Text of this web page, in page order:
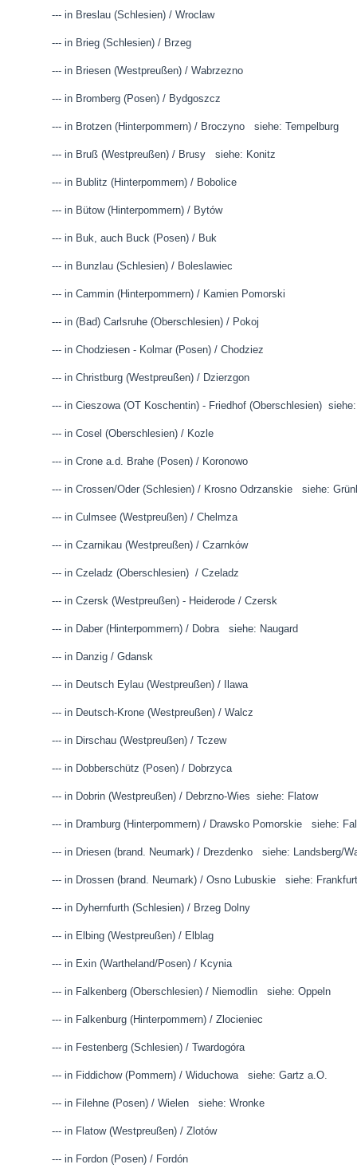
--- in Breslau (Schlesien) / Wroclaw
--- in Brieg (Schlesien) / Brzeg
--- in Briesen (Westpreußen) / Wabrzezno
--- in Bromberg (Posen) / Bydgoszcz
--- in Brotzen (Hinterpommern) / Broczyno siehe: Tempelburg
--- in Bruß (Westpreußen) / Brusy siehe: Konitz
--- in Bublitz (Hinterpommern) / Bobolice
--- in Bütow (Hinterpommern) / Bytów
--- in Buk, auch Buck (Posen) / Buk
--- in Bunzlau (Schlesien) / Boleslawiec
--- in Cammin (Hinterpommern) / Kamien Pomorski
--- in (Bad) Carlsruhe (Oberschlesien) / Pokoj
--- in Chodziesen - Kolmar (Posen) / Chodziez
--- in Christburg (Westpreußen) / Dzierzgon
--- in Cieszowa (OT Koschentin) - Friedhof (Oberschlesien)
--- in Cosel (Oberschlesien) / Kozle
--- in Crone a.d. Brahe (Posen) / Koronowo
--- in Crossen/Oder (Schlesien) / Krosno Odrzanskie siehe:
--- in Culmsee (Westpreußen) / Chelmza
--- in Czarnikau (Westpreußen) / Czarnków
--- in Czeladz (Oberschlesien) / Czeladz
--- in Czersk (Westpreußen) - Heiderode / Czersk
--- in Daber (Hinterpommern) / Dobra siehe: Naugard
--- in Danzig / Gdansk
--- in Deutsch Eylau (Westpreußen) / Ilawa
--- in Deutsch-Krone (Westpreußen) / Walcz
--- in Dirschau (Westpreußen) / Tczew
--- in Dobberschütz (Posen) / Dobrzyca
--- in Dobrin (Westpreußen) / Debrzno-Wies siehe: Flatow
--- in Dramburg (Hinterpommern) / Drawsko Pomorskie siehe:
--- in Driesen (brand. Neumark) / Drezdenko siehe: Landsberg/
--- in Drossen (brand. Neumark) / Osno Lubuskie siehe:
--- in Dyhernfurth (Schlesien) / Brzeg Dolny
--- in Elbing (Westpreußen) / Elblag
--- in Exin (Wartheland/Posen) / Kcynia
--- in Falkenberg (Oberschlesien) / Niemodlin siehe: Oppeln
--- in Falkenburg (Hinterpommern) / Zlocieniec
--- in Festenberg (Schlesien) / Twardogóra
--- in Fiddichow (Pommern) / Widuchowa siehe: Gartz a.O.
--- in Filehne (Posen) / Wielen siehe: Wronke
--- in Flatow (Westpreußen) / Zlotów
--- in Fordon (Posen) / Fordón